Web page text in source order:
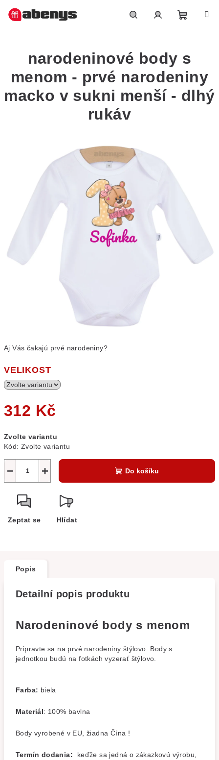
košík
Aj Vás čakajú prvé narodeniny?
VELIKOST
312 Kč
cena:
Zvolte variantu
Kód: Zvolte variantu
+
− Do košíku
Zeptat se Hlídat
narodeninové body s
menom - prvé narodeniny
macko v sukni menší - dlhý
rukáv
Popis
Detailní popis produktu
Narodeninové body s menom
Pripravte sa na prvé narodeniny štýlovo. Body s
jednotkou budú na fotkách vyzerať štýlovo.
Farba: biela
Materiál: 100% bavlna
Body vyrobené v EU, žiadna Čína !
Termín dodania: keďže sa jedná o zákazkovú výrobu,